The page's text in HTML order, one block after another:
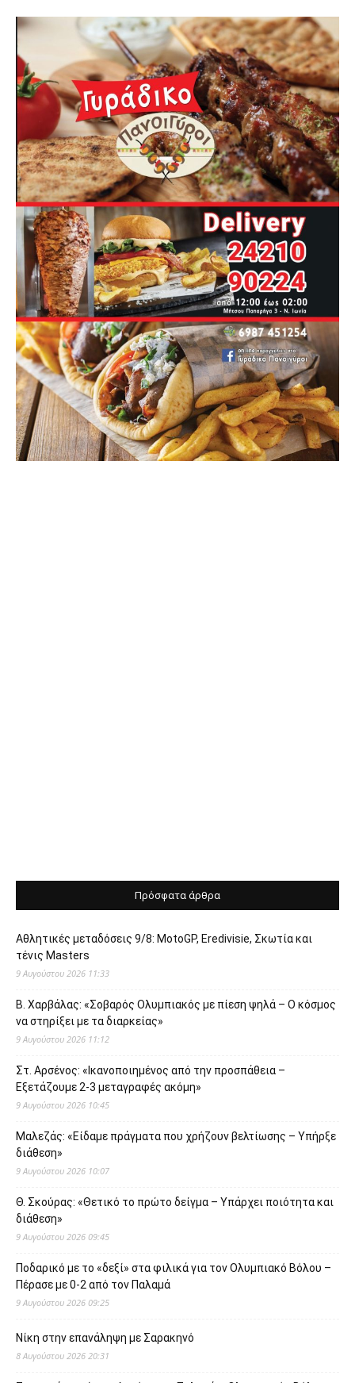
Πρόσφατα άρθρα
Αθλητικές μεταδόσεις 9/8: MotoGP, Eredivisie, Σκωτία και
τένις Masters
9 Αυγούστου 2026 11:33
Β. Χαρβάλας: «Σοβαρός Ολυμπιακός με πίεση ψηλά – Ο κόσμος
να στηρίξει με τα διαρκείας»
9 Αυγούστου 2026 11:12
Στ. Αρσένος: «Ικανοποιημένος από την προσπάθεια –
Εξετάζουμε 2-3 μεταγραφές ακόμη»
9 Αυγούστου 2026 10:45
Μαλεζάς: «Είδαμε πράγματα που χρήζουν βελτίωσης – Υπήρξε
διάθεση»
9 Αυγούστου 2026 10:07
Θ. Σκούρας: «Θετικό το πρώτο δείγμα – Υπάρχει ποιότητα και
διάθεση»
9 Αυγούστου 2026 09:45
Ποδαρικό με το «δεξί» στα φιλικά για τον Ολυμπιακό Βόλου –
Πέρασε με 0-2 από τον Παλαμά
9 Αυγούστου 2026 09:25
Νίκη στην επανάληψη με Σαρακηνό
8 Αυγούστου 2026 20:31